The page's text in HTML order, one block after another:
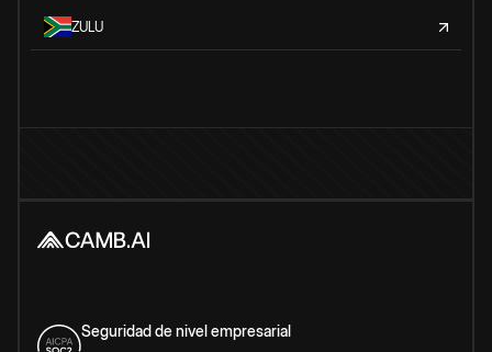
ZULU
Seguridad de nivel empresarial